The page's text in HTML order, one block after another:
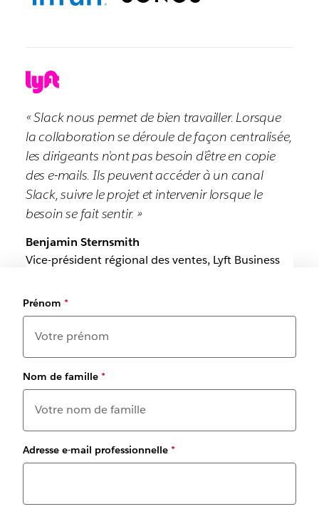
« Slack nous permet de bien travailler. Lorsque
la collaboration se déroule de façon centralisée,
les dirigeants n’ont pas besoin d’être en copie
des e-mails. Ils peuvent accéder à un canal
Slack, suivre le projet et intervenir lorsque le
besoin se fait sentir. »
Benjamin Sternsmith
Vice-président régional des ventes, Lyft Business
Prénom *
Nom de famille *
Adresse e-mail professionnelle *